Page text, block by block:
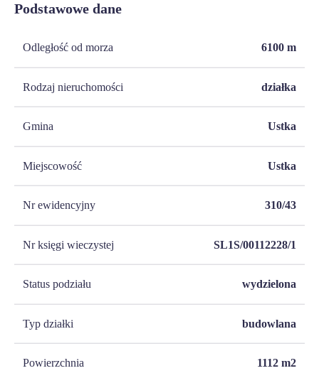
Podstawowe dane
Odległość od morza 6100 m
Rodzaj nieruchomości działka
Gmina Ustka
Miejscowość Ustka
Nr ewidencyjny 310/43
Nr księgi wieczystej SL1S/00112228/1
Status podziału wydzielona
Typ działki budowlana
Powierzchnia 1112 m2